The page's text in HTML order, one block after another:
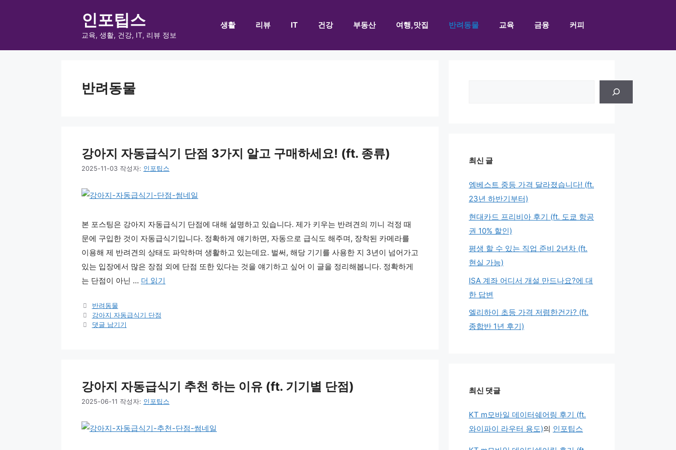
로
인포팁스
교육, 생활, 건강, IT, 리뷰 정보
생활 리뷰 IT 건강 부동산 여행,맛집 반려동물 교육 금융 커피
반려동물
강아지 자동급식기 단점 3가지 알고 구매하세요! (ft. 종류)
2025-11-03 작성자: 인포팁스
본 포스팅은 강아지 자동급식기 단점에 대해 설명하고 있습니다. 제가 키우는 반려견의 끼니 걱정 때
문에 구입한 것이 자동급식기입니다. 정확하게 얘기하면, 자동으로 급식도 해주며, 장착된 카메라를
이용해 제 반려견의 상태도 파악하며 생활하고 있는데요. 벌써, 해당 기기를 사용한 지 3년이 넘어가고
있는 입장에서 많은 장점 외에 단점 또한 있다는 것을 얘기하고 싶어 이 글을 정리해봅니다. 정확하게
는 단점이 아닌 … 더 읽기
카
테
고
반려동물
태
그
강아지 자동급식기 단점
댓글 남기기
강아지 자동급식기 추천 하는 이유 (ft. 기기별 단점)
2025-06-11 작성자: 인포팁스
최신 글
엠베스트 중등 가격 달라졌습니다! (ft.
23년 하반기부터)
현대카드 프리비아 후기 (ft. 도쿄 항공
권 10% 할인)
평생 할 수 있는 직업 준비 2년차 (ft.
현실 가능)
ISA 계좌 어디서 개설 만드나요?에 대
한 답변
엘리하이 초등 가격 저렴한건가? (ft.
종합반 1년 후기)
최신 댓글
KT m모바일 데이터쉐어링 후기 (ft.
와이파이 라우터 용도)의 인포팁스